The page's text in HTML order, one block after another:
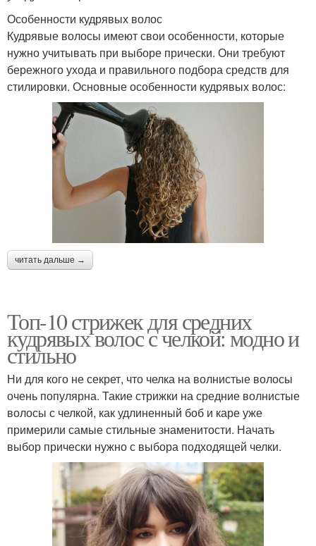
Особенности кудрявых волос
Кудрявые волосы имеют свои особенности, которые
нужно учитывать при выборе прически. Они требуют
бережного ухода и правильного подбора средств для
стилировки. Основные особенности кудрявых волос:
читать дальше →
Топ-10 стрижек для средних
кудрявых волос с челкой: модно и
стильно
Ни для кого не секрет, что челка на волнистые волосы
очень популярна. Такие стрижки на средние волнистые
волосы с челкой, как удлиненный боб и каре уже
примерили самые стильные знаменитости. Начать
выбор прически нужно с выбора подходящей челки.